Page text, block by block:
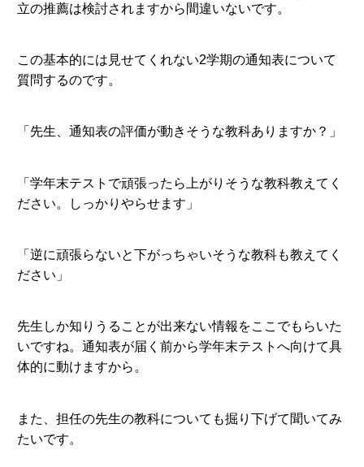
立の推薦は検討されますから間違いないです。
この基本的には見せてくれない2学期の通知表について
質問するのです。
「先生、通知表の評価が動きそうな教科ありますか？」
「学年末テストで頑張ったら上がりそうな教科教えてく
ださい。しっかりやらせます」
「逆に頑張らないと下がっちゃいそうな教科も教えてく
ださい」
先生しか知りうることが出来ない情報をここでもらいた
いですね。通知表が届く前から学年末テストへ向けて具
体的に動けますから。
また、担任の先生の教科についても掘り下げて聞いてみ
たいです。